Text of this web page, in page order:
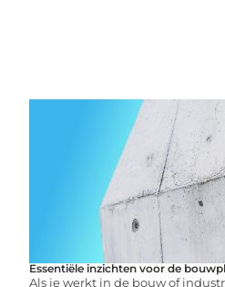
Essentiële inzichten voor de
Als je werkt in de bouw of